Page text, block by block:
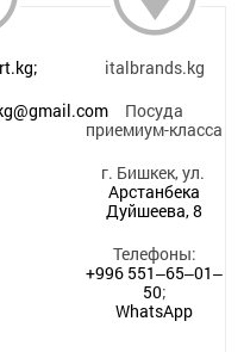
italbrands.kg
Посуда
приемиум-класса
г. Бишкек, ул.
Арстанбека
Дуйшеева, 8
Телефоны:
+996 551‒65‒01‒
50;
WhatsApp